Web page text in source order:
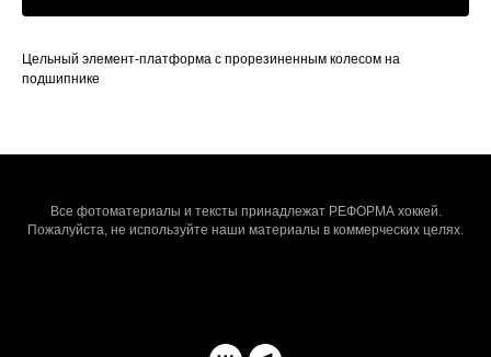
Цельный элемент-платформа с прорезиненным колесом на
подшипнике
Все фотоматериалы и тексты принадлежат РЕФОРМА хоккей.
Пожалуйста, не используйте наши материалы в коммерческих целях.